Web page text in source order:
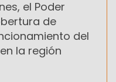
el Poder
de
del
la región